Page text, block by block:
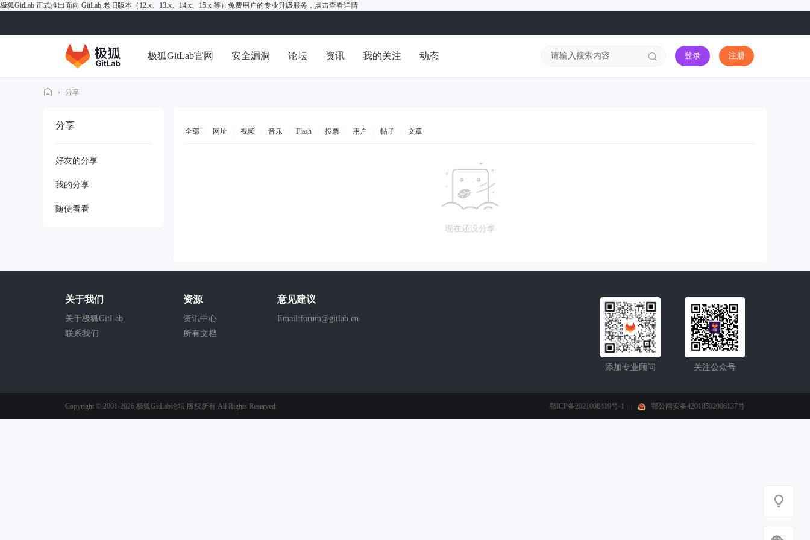
极狐GitLab 正式推出面向 GitLab 老旧版本（12.x、13.x、14.x、15.x 等）免费用户的专业升级服务， 点击查看详情
极狐GitLab官网 安全漏洞 论坛 资讯 我的关注 动态 登录 注册
› 分享
分享
好友的分享
我的分享
随便看看
全部 网址 视频 音乐 Flash 投票 用户 帖子 文章
现在还没分享
关于我们
关于极狐GitLab
联系我们
资源
资讯中心
所有文档
意见建议
Email:forum@gitlab.cn
关注公众号
添加专业顾问
Copyright © 2001-2026 极狐GitLab论坛 版权所有 All Rights Reserved. 鄂ICP备2021008419号-1 鄂公网安备42018502006137号